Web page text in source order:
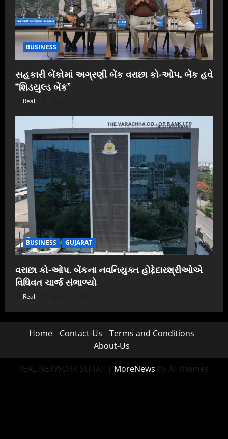
BUSINESS
સહકારી બેંકોમાં અગ્રણી બેંક વરાછા કો-ઓપ. બેંક હવે
“શિડયુલ્ડ બેંક”
Real
BUSINESS GUJARAT
વરાછા કો-ઓપ. બેંકના નવનિયુક્ત હોદ્દેદારશ્રીઓએ
વિધિવત ચાર્જ સંભાળ્યો
Real
Home Contact-Us
Terms and Conditions
About-Us
REAL NETWORK SURAT | MoreNews by AF themes.